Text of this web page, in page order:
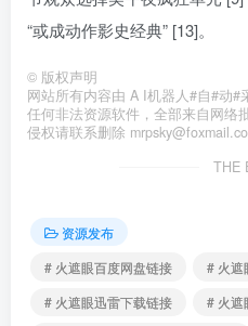
“或成动作影史经典” [13]。
© 版权声明
网站所有内容由 A I机器人#自#动
任何非法资源软件，全部来自网络
侵权请联系删除
THE
资源发布
# 火遮眼百度网盘链接
# 火遮
# 火遮眼迅雷下载链接
# 火遮